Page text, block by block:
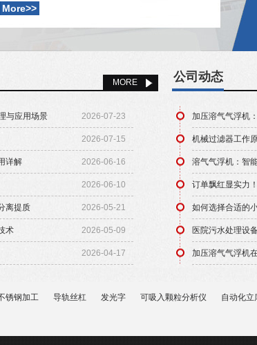
村污水处理设备、一体化污水处理设备、地埋式污水处
中水回用设备、除砂设备、垃圾焚烧炉、真空过滤
、压滤机、刮（吸）泥机设备、厌氧反应器、管道混合
、二氧化氯发生器、污泥脱水设备等环保机械设备。...
More>>
MORE
与应用场景 2026-07-23
2026-07-15
详解 2026-06-16
2026-06-10
离提质 2026-05-21
术 2026-05-09
2026-04-17
公司动态
加压溶气气浮机
机械过滤器工作
溶气气浮机：智
订单飘红显实力
如何选择合适的
医院污水处理设
加压溶气气浮机
锈钢加工 导轨丝杠 发光字 可吸入颗粒分析仪 自动化立